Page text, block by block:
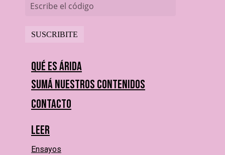
Escribe el código
Qué es Árida
Sumá nuestros contenidos
Contacto
Leer
Ensayos